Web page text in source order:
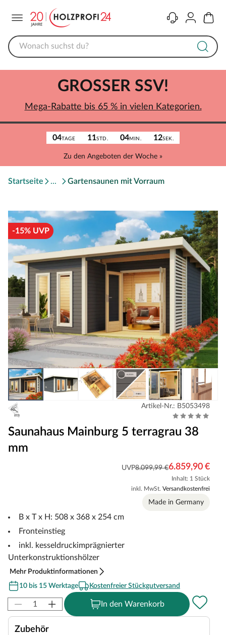
KontaktKonto
04TAGE 11STD. 04MIN. 12SEK.
Zu den Angeboten der Woche »
GROSSER SSV!
Mega-Rabatte bis 65 % in vielen Kategorien.
Startseite Gartensaunen mit Vorraum
-15% UVP
Artikel-Nr.: B5053498
Saunahaus Mainburg 5 terragrau 38
mm
UVP8.099,99 €6.859,90 €
Inhalt: 1 Stück
inkl. MwSt. Versandkostenfrei
Made in Germany
B x T x H: 508 x 368 x 254 cm
Fronteinstieg
inkl. kesseldruckimprägnierter
Unterkonstruktionshölzer
Mehr Produktinformationen
10 bis 15 Werktage
Kostenfreier Stückgutversand
In den Warenkorb
Zubehör